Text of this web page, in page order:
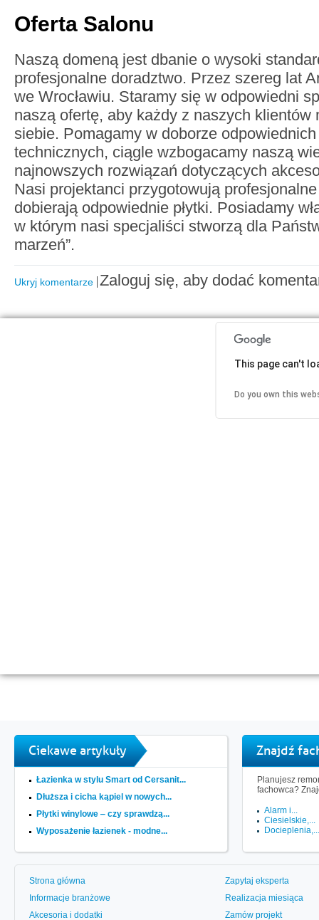
Oferta Salonu
Naszą domeną jest dbanie o wysoki
profesjonalne doradztwo. Przez szereg lat
we Wrocławiu. Staramy się w odpowiedni
naszą ofertę, aby każdy z naszych klientów
siebie. Pomagamy w doborze
technicznych, ciągle wzbogacamy naszą
najnowszych rozwiązań dotyczących
Nasi projektanci przygotowują
dobierają odpowiednie płytki. Posiadamy
w którym nasi specjaliści stworzą dla
marzeń”.
Ukryj komentarze Zaloguj się, aby dodać
This page can't
Do you own this
Ciekawe artykuły
Łazienka w stylu Smart od Cersanit...
Dłuższa i cicha kąpiel w nowych...
Płytki winylowe ‒ czy sprawdzą...
Wyposażenie łazienek - modne...
Znajdź
Planujesz
fachowca?
Alarm i...
Ciesielskie,...
Docieplenia,...
Strona główna
Informacje branżowe
Akcesoria i dodatki
Zapytaj eksperta
Realizacja miesiąca
Zamów projekt